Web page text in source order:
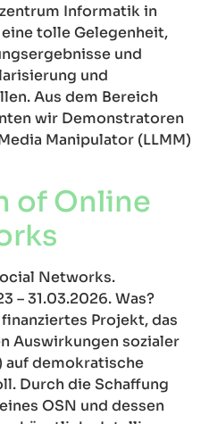
Informatik in
eine tolle Gelegenheit,
und
und
Aus dem Bereich
wir Demonstratoren
Manipulator (LLMM)
of Online
Networks.
– 31.03.2026. Was?
Projekt, das
Auswirkungen sozialer
auf demokratische
Durch die Schaffung
OSN und dessen